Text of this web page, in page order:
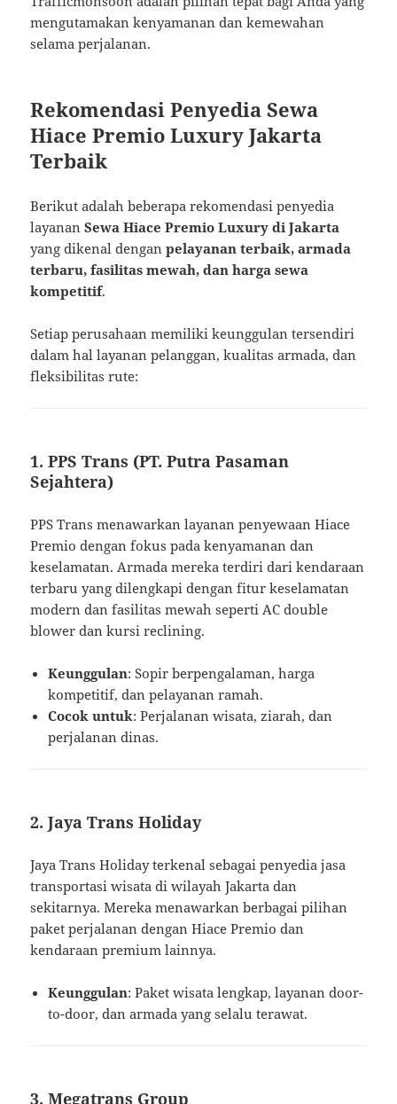
mengutamakan kenyamanan dan kemewahan
selama perjalanan​.
Rekomendasi Penyedia Sewa
Hiace Premio Luxury Jakarta
Terbaik
Berikut adalah beberapa rekomendasi penyedia
layananSewa Hiace Premio Luxury di Jakarta
yang dikenal denganpelayanan terbaik, armada
terbaru, fasilitas mewah, dan harga sewa
kompetitif.
Setiap perusahaan memiliki keunggulan tersendiri
dalam hal layanan pelanggan, kualitas armada, dan
fleksibilitas rute:
1. PPS Trans (PT. Putra Pasaman
Sejahtera)
PPS Trans menawarkan layanan penyewaan Hiace
Premio dengan fokus pada kenyamanan dan
keselamatan. Armada mereka terdiri dari kendaraan
terbaru yang dilengkapi dengan fitur keselamatan
modern dan fasilitas mewah seperti AC double
blower dan kursi reclining.
Keunggulan: Sopir berpengalaman, harga
kompetitif, dan pelayanan ramah.
Cocok untuk: Perjalanan wisata, ziarah, dan
perjalanan dinas.
2. Jaya Trans Holiday
Jaya Trans Holiday terkenal sebagai penyedia jasa
transportasi wisata di wilayah Jakarta dan
sekitarnya. Mereka menawarkan berbagai pilihan
paket perjalanan dengan Hiace Premio dan
kendaraan premium lainnya.
Keunggulan: Paket wisata lengkap, layanan door-
to-door, dan armada yang selalu terawat.
3. Megatrans Group